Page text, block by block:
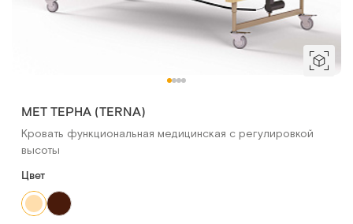
MET ТЕРНА (TERNA)
Кровать функциональная медицинская с регулировкой
высоты
Цвет